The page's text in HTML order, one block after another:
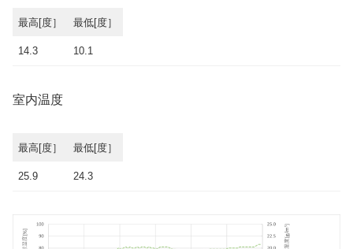
最高[度］ 最低[度］
14.3 10.1
室内温度
最高[度］ 最低[度］
25.9 24.3